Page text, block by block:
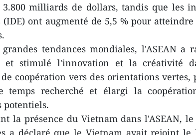
milliards de dollars, tandis que les
(IDE) ont augmenté de 5,5 % pour
grandes tendances mondiales, l'ASEAN a
et stimulé l'innovation et la créativité
coopération vers des orientations vertes,
temps recherché et élargi la
potentiels.
la présence du Vietnam dans l'ASEAN,